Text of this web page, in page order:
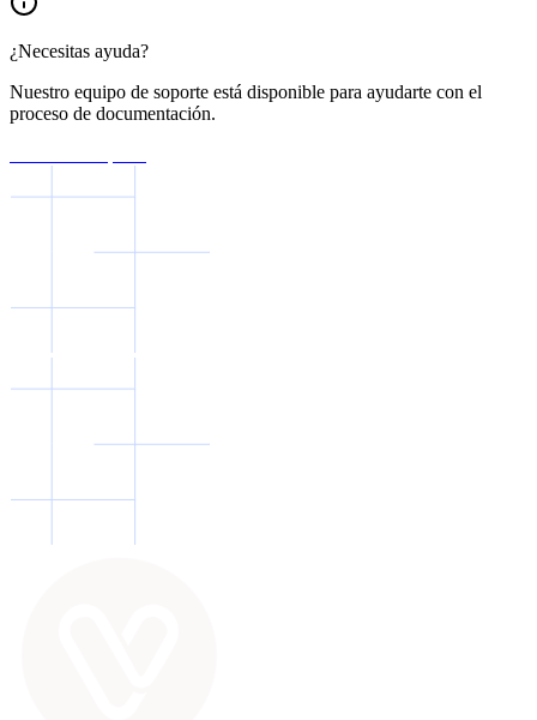
¿Necesitas ayuda?
Nuestro equipo de soporte está disponible para ayudarte con el
proceso de documentación.